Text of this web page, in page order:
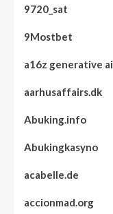
9720_sat
9Mostbet
a16z generative ai
aarhusaffairs.dk
Abuking.info
Abukingkasyno
acabelle.de
accionmad.org